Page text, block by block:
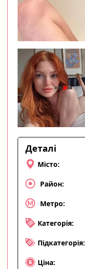
Деталі
Місто:
Район:
Метро:
Категорія:
Підкатегорія:
Ціна: